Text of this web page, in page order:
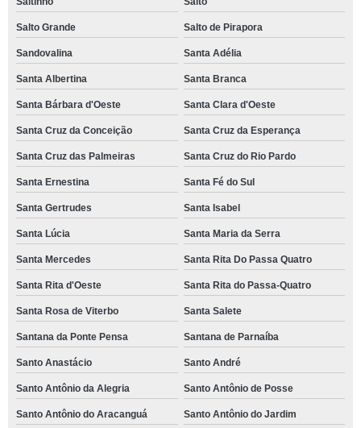
Salto Grande Salto de Pirapora
Sandovalina Santa Adélia
Santa Albertina Santa Branca
Santa Bárbara d'Oeste Santa Clara d'Oeste
Santa Cruz da Conceição Santa Cruz da Esperança
Santa Cruz das Palmeiras Santa Cruz do Rio Pardo
Santa Ernestina Santa Fé do Sul
Santa Gertrudes Santa Isabel
Santa Lúcia Santa Maria da Serra
Santa Mercedes Santa Rita Do Passa Quatro
Santa Rita d'Oeste Santa Rita do Passa-Quatro
Santa Rosa de Viterbo Santa Salete
Santana da Ponte Pensa Santana de Parnaíba
Santo Anastácio Santo André
Santo Antônio da Alegria Santo Antônio de Posse
Santo Antônio do Aracanguá Santo Antônio do Jardim